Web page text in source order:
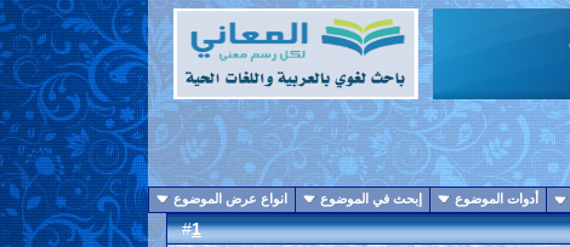
أدوات الموضوع إبحث في الموضوع انواع عرض الموضوع
#
1